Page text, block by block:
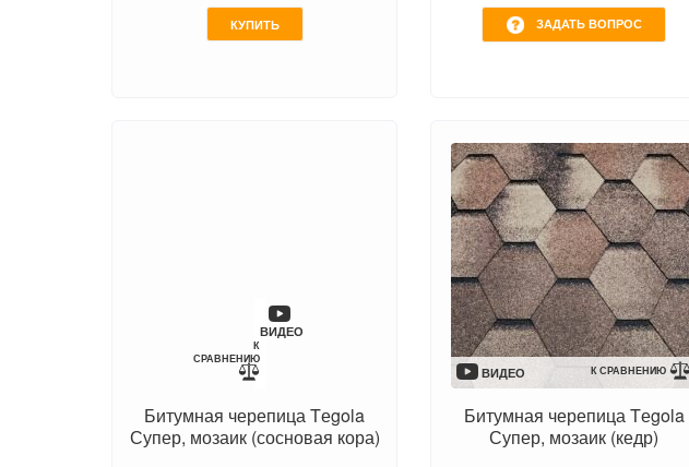
КУПИТЬ ЗАДАТЬ ВОПРОС
ВИДЕО
К
СРАВНЕНИЮ
Битумная черепица Tеgola
Супер, мозаик (сосновая кора)
ВИДЕО К СРАВНЕНИЮ
Битумная черепица Tеgola
Супер, мозаик (кедр)